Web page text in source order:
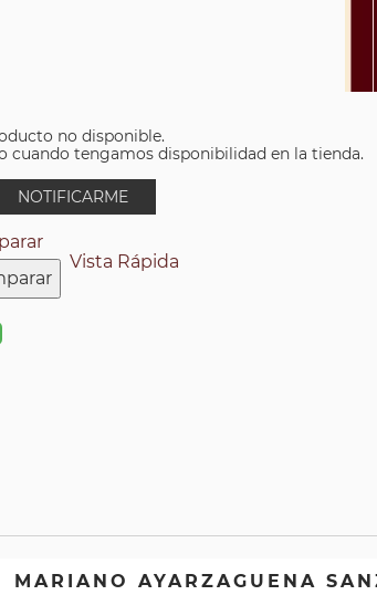
no disponible.
cuando tengamos disponibilidad en la tienda.
NOTIFICARME
Vista Rápida
MARIANO AYARZAGUENA